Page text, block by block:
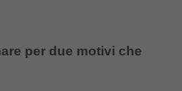
per due motivi che